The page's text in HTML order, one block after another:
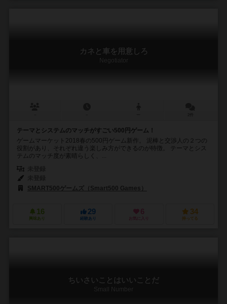
カネと車を用意しろ
Negotiator
テーマとシステムのマッチがすごい500円ゲーム！
ゲームマーケット2018春の500円ゲーム新作。 泥棒と交渉人の２つの
役割があり、それぞれ違う楽しみ方ができるのが特徴。 テーマとシス
テムのマッチ度が素晴らしく、...
SMART500ゲームズ（Smart500 Games）
16
興味あり
29
経験あり
6
お気に入り
34
持ってる
ちいさいことはいいことだ
Small Number